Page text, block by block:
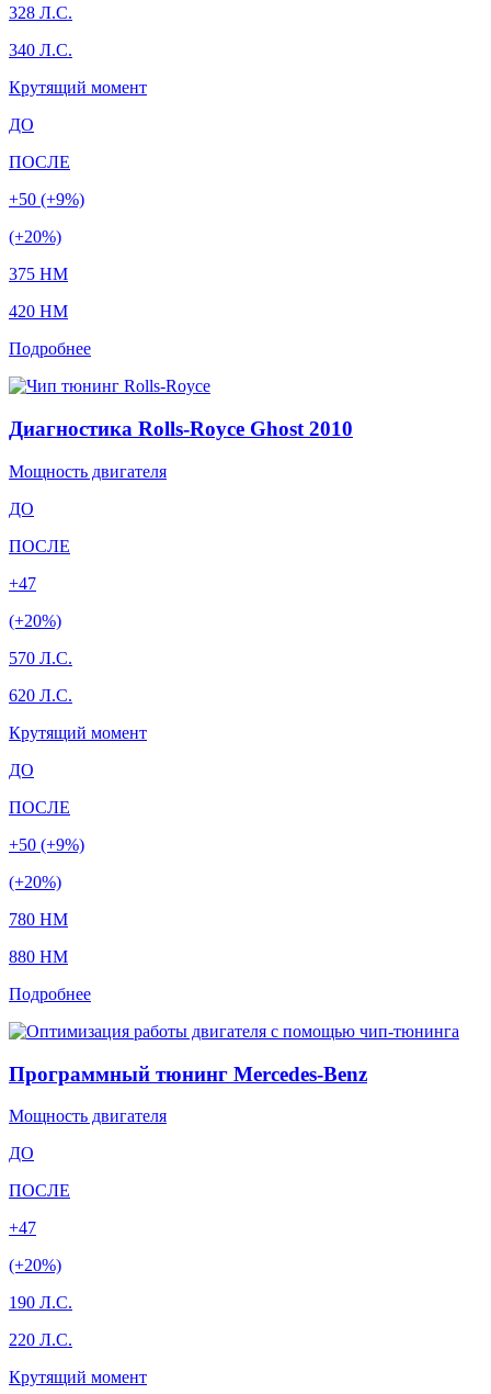
328 Л.С.
340 Л.С.
Крутящий момент
ДО
ПОСЛЕ
+50 (+9%)
(+20%)
375 HM
420 HM
Подробнее
Диагностика Rolls-Royce Ghost 2010
Мощность двигателя
ДО
ПОСЛЕ
+47
(+20%)
570 Л.С.
620 Л.С.
Крутящий момент
ДО
ПОСЛЕ
+50 (+9%)
(+20%)
780 HM
880 HM
Подробнее
Программный тюнинг Mercedes-Benz
Мощность двигателя
ДО
ПОСЛЕ
+47
(+20%)
190 Л.С.
220 Л.С.
Крутящий момент